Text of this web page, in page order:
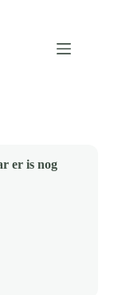
er is nog